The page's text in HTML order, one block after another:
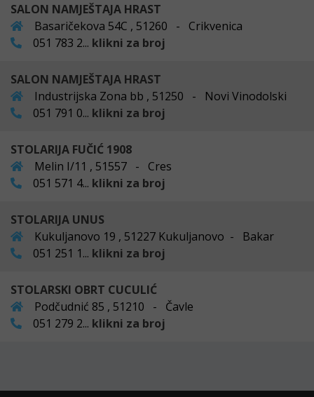
SALON NAMJEŠTAJA HRAST
Basaričekova 54C , 51260 - Crikvenica
051 783 2... klikni za broj
SALON NAMJEŠTAJA HRAST
Industrijska Zona bb , 51250 - Novi Vinodolski
051 791 0... klikni za broj
STOLARIJA FUČIĆ 1908
Melin I/11 , 51557 - Cres
051 571 4... klikni za broj
STOLARIJA UNUS
Kukuljanovo 19 , 51227 Kukuljanovo - Bakar
051 251 1... klikni za broj
STOLARSKI OBRT CUCULIĆ
Podčudnić 85 , 51210 - Čavle
051 279 2... klikni za broj